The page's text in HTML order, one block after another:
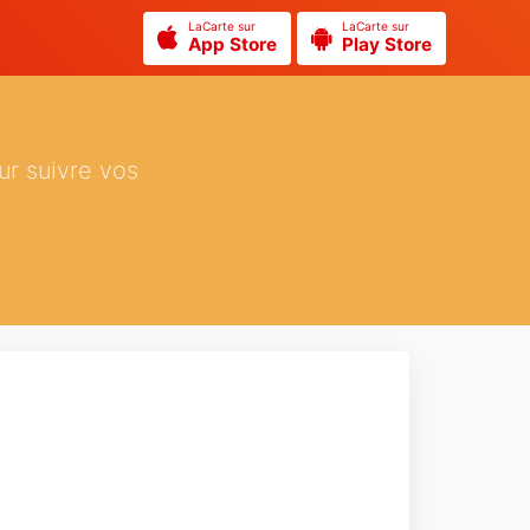
LaCarte sur
App Store
LaCarte sur
Play Store
suivre vos